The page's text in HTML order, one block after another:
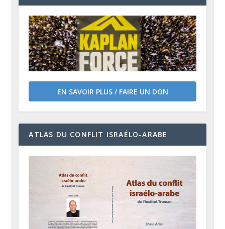
EN SAVOIR PLUS / FAIRE UN DON
ATLAS DU CONFLIT ISRAÉLO-ARABE